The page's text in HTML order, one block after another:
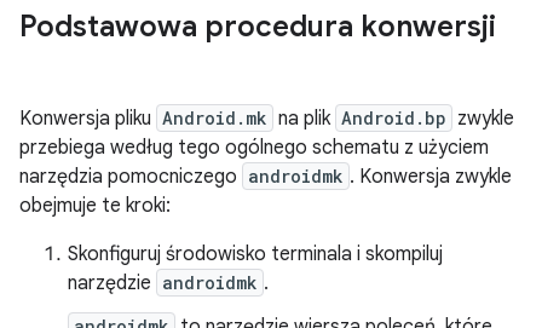
Podstawowa procedura konwersji
Konwersja pliku Android.mk na plik Android.bp zwykle
przebiega według tego ogólnego schematu z użyciem
narzędzia pomocniczego androidmk . Konwersja zwykle
obejmuje te kroki:
Skonfiguruj środowisko terminala i skompiluj
narzędzie androidmk .